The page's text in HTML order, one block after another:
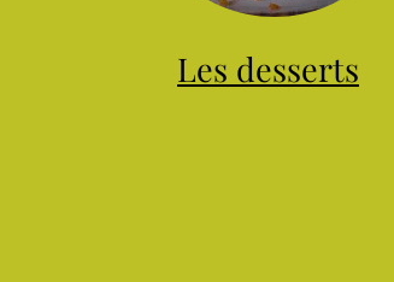
Les desserts